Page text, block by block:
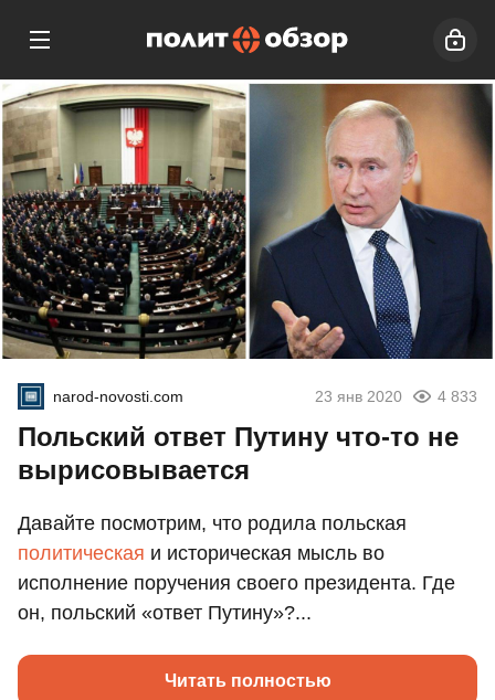
narod-novosti.com 23 янв 2020 4 833
Польский ответ Путину что-то не
вырисовывается
Давайте посмотрим, что родила польская
политическая и историческая мысль во
исполнение поручения своего президента. Где
он, польский «ответ Путину»?...
Читать полностью